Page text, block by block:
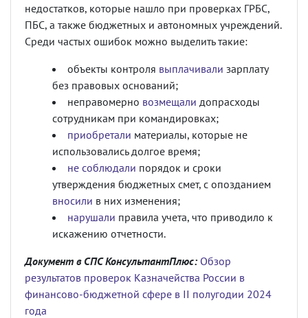
недостатков, которые нашло при проверках ГРБС,
ПБС, а также бюджетных и автономных учреждений.
Среди частых ошибок можно выделить такие:
объекты контроля выплачивали зарплату
без правовых оснований;
неправомерно возмещали допрасходы
сотрудникам при командировках;
приобретали материалы, которые не
использовались долгое время;
не соблюдали порядок и сроки
утверждения бюджетных смет, с опозданием
вносили в них изменения;
нарушали правила учета, что приводило к
искажению отчетности.
Документ в СПС КонсультантПлюс: Обзор
результатов проверок Казначейства России в
финансово-бюджетной сфере в II полугодии 2024
года